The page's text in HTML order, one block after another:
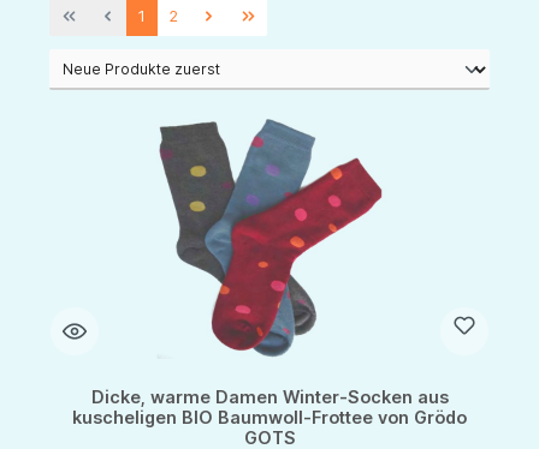
1 2
Dicke, warme Damen Winter-Socken aus
kuscheligen BIO Baumwoll-Frottee von Grödo
GOTS